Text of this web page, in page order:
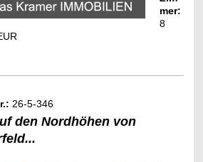
mer:
8
26-5-346
den Nordhöhen von